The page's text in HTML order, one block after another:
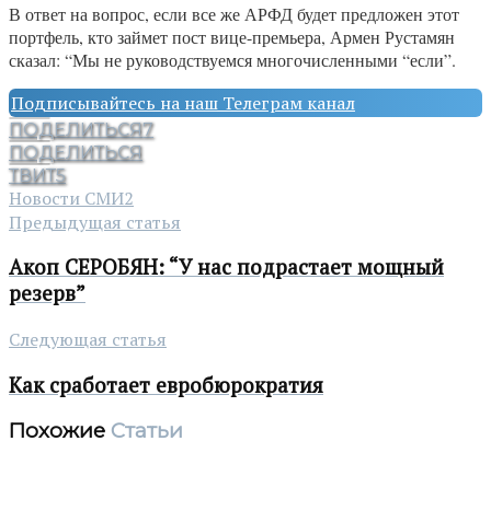
В ответ на вопрос, если все же АРФД будет предложен этот
портфель, кто займет пост вице-премьера, Армен Рустамян
сказал: “Мы не руководствуемся многочисленными “если”.
Подписывайтесь на наш Телеграм канал
ПОДЕЛИТЬСЯ7
ПОДЕЛИТЬСЯ
ТВИТ5
Новости СМИ2
Предыдущая статья
Акоп СЕРОБЯН: “У нас подрастает мощный
резерв”
Следующая статья
Как сработает евробюрократия
Похожие Статьи